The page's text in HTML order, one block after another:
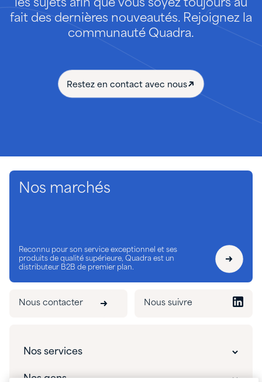
les sujets afin que vous soyez toujours au
fait des dernières nouveautés. Rejoignez la
communauté Quadra.
Restez en contact avec nous
Nos marchés
Reconnu pour son service exceptionnel et ses
produits de qualité supérieure, Quadra est un
distributeur B2B de premier plan.
Nous contacter Nous suivre
Nos services
Solutions innovantes
Nos gens